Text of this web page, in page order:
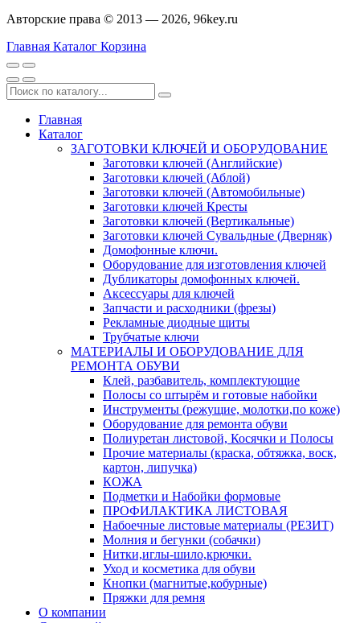
Авторские права © 2013 — 2026, 96key.ru
Главная Каталог Корзина
Главная
Каталог
ЗАГОТОВКИ КЛЮЧЕЙ И ОБОРУДОВАНИЕ
Заготовки ключей (Английские)
Заготовки ключей (Аблой)
Заготовки ключей (Автомобильные)
Заготовки ключей Кресты
Заготовки ключей (Вертикальные)
Заготовки ключей Сувальдные (Дверняк)
Домофонные ключи.
Оборудование для изготовления ключей
Дубликаторы домофонных ключей.
Аксессуары для ключей
Запчасти и расходники (фрезы)
Рекламные диодные щиты
Трубчатые ключи
МАТЕРИАЛЫ И ОБОРУДОВАНИЕ ДЛЯ
РЕМОНТА ОБУВИ
Клей, разбавитель, комплектующие
Полосы со штырём и готовые набойки
Инструменты (режущие, молотки,по коже)
Оборудование для ремонта обуви
Полиуретан листовой, Косячки и Полосы
Прочие материалы (краска, обтяжка, воск,
картон, липучка)
КОЖА
Подметки и Набойки формовые
ПРОФИЛАКТИКА ЛИСТОВАЯ
Набоечные листовые материалы (РЕЗИТ)
Молния и бегунки (собачки)
Нитки,иглы-шило,крючки.
Уход и косметика для обуви
Кнопки (магнитые,кобурные)
Пряжки для ремня
О компании